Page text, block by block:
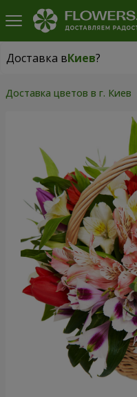
Доставка вКиев?
Доставка вКиев
Доставка цветов в г. Киев